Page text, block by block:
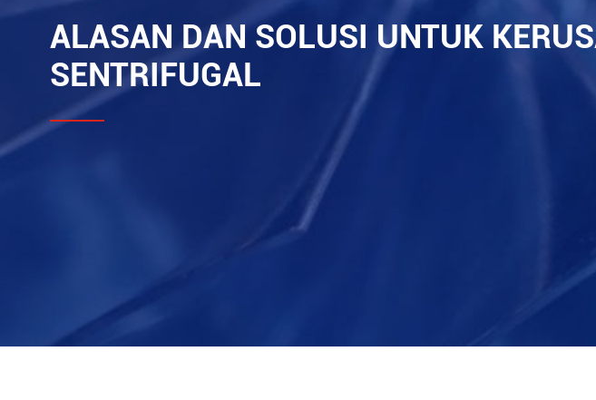
ALASAN DAN SOLUSI UNTUK
SENTRIFUGAL